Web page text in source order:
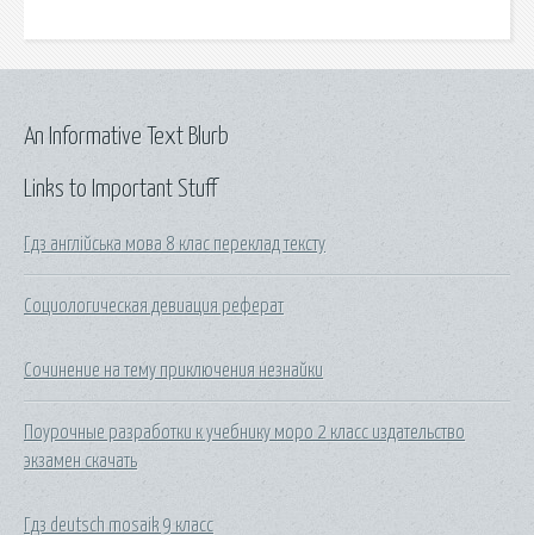
Links to Important Stuff
Гдз англійська мова 8 клас переклад тексту
Социологическая девиация реферат
Сочинение на тему приключения незнайки
Поурочные разработки к учебнику моро 2 класс издательство
экзамен скачать
Гдз deutsch mosaik 9 класс
An Informative Text Blurb